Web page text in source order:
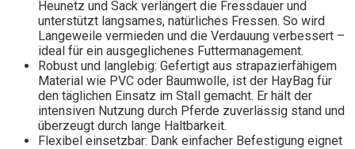
Heunetz und Sack verlängert die Fressdauer und
unterstützt langsames, natürliches Fressen. So wird
Langeweile vermieden und die Verdauung verbessert –
ideal für ein ausgeglichenes Futtermanagement.
Robust und langlebig: Gefertigt aus strapazierfähigem
Material wie PVC oder Baumwolle, ist der HayBag für
den täglichen Einsatz im Stall gemacht. Er hält der
intensiven Nutzung durch Pferde zuverlässig stand und
überzeugt durch lange Haltbarkeit.
Flexibel einsetzbar: Dank einfacher Befestigung eignet